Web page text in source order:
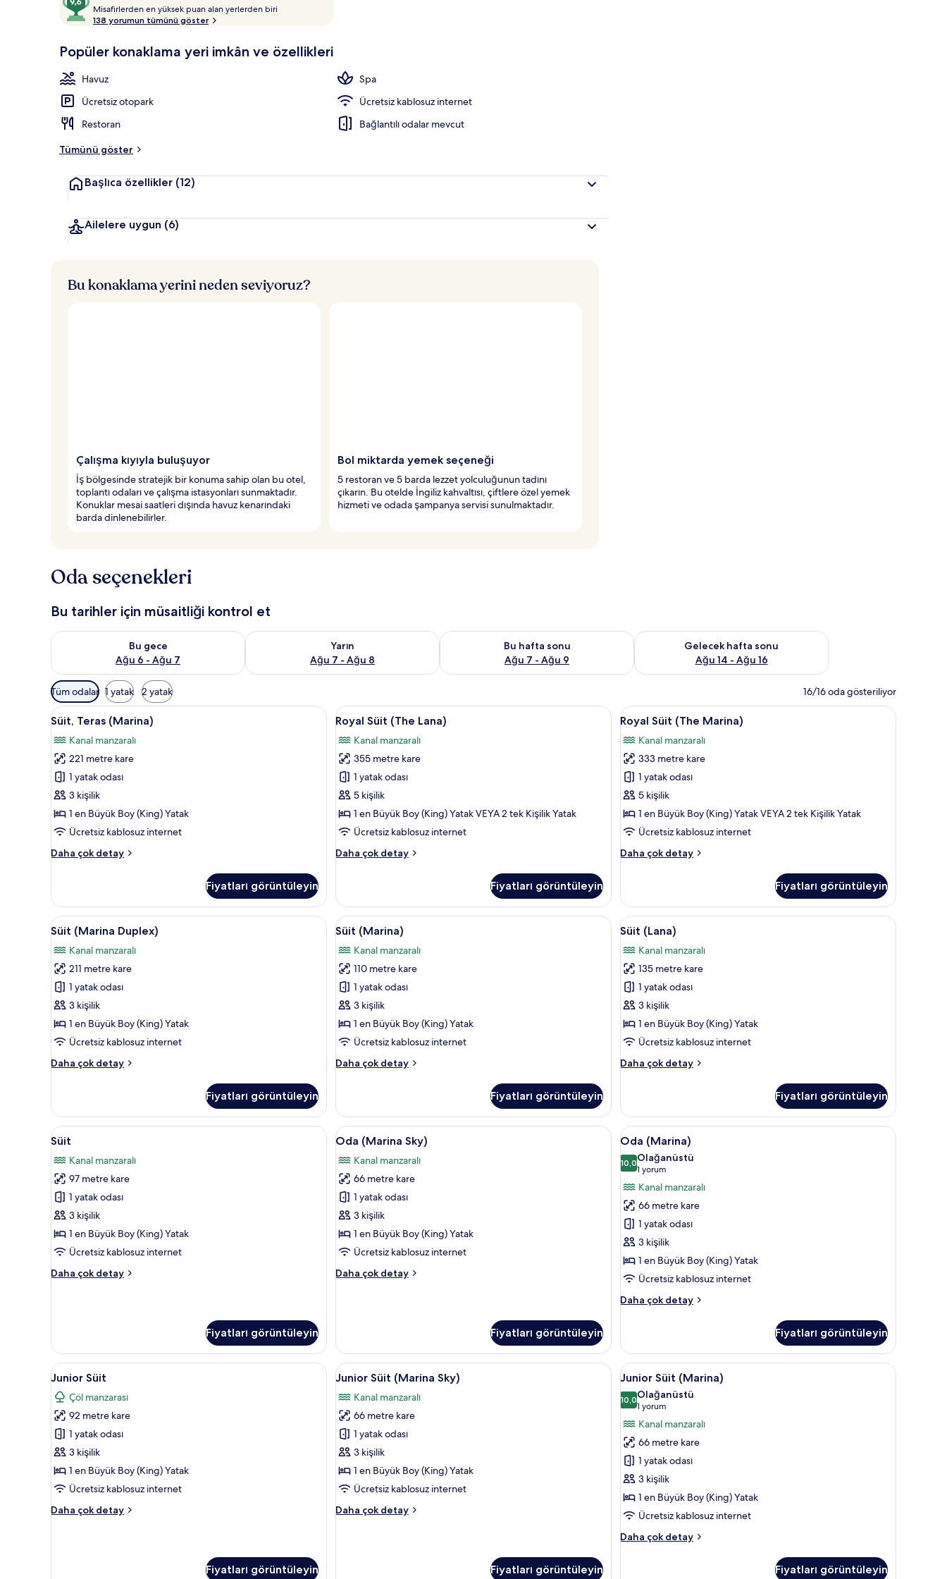
Açık yüzme havuzu
üzerinden
9,6,
favorisi
Misafirlerden en yüksek puan alan yerlerden biri
f
k
l
e
r
138 yorumun tümünü göster
Popüler konaklama yeri imkân ve özellikleri
Havuz
Spa
Ücretsiz otopark
Ücretsiz kablosuz internet
Restoran
Bağlantılı odalar mevcut
Tümünü göster
Başlıca özellikler (12)
Ailelere uygun (6)
Bu konaklama yerini neden seviyoruz?
Çalışma kıyıyla buluşuyor
İş bölgesinde stratejik bir konuma sahip olan bu otel,
toplantı odaları ve çalışma istasyonları sunmaktadır.
Konuklar mesai saatleri dışında havuz kenarındaki
barda dinlenebilirler.
Bol miktarda yemek seçeneği
5 restoran ve 5 barda lezzet yolculuğunun tadını
çıkarın. Bu otelde İngiliz kahvaltısı, çiftlere özel yemek
hizmeti ve odada şampanya servisi sunulmaktadır.
Oda seçenekleri
Bu tarihler için müsaitliği kontrol et
Bu gece
Ağu 6 - Ağu 7
Bu gece için müsaitliği kontrol et Ağu 6 - Ağu 7
Yarın
Ağu 7 - Ağu 8
Yarın için müsaitliği kontrol et Ağu 7 - Ağu 8
Bu hafta sonu
Ağu 7 - Ağu 9
Bu hafta sonu için müsaitliği kontrol et Ağu 7 - Ağu 9
Gelecek hafta sonu
Ağu 14 - Ağu 16
Önümüzdeki hafta sonu için müsaitliği kontrol et Ağu 14 -
Odalar
için
mevcut
filtreler
Tüm odalar 1 yatak 2 yatak 16/16 oda gösteriliyor
Süit,
Teras
(Marina)
için
tüm
fotoğrafları
görün
Süit, Teras (Marina) | 1 yatak odası, anti alerjik yatak takımı, minibar, odada kasa
11
Süit, Teras (Marina)
Kanal manzaralı
221 metre kare
1 yatak odası
3 kişilik
1 en Büyük Boy (King) Yatak
Ücretsiz kablosuz internet
Daha çok detay
Süit,
daha
fazla
detay
Fiyatları görüntüleyin
Royal
Süit
(The
Lana)
için
tüm
fotoğrafları
görün
Royal Süit (The Lana) | Oturma alanı | Akıllı televizyon, streaming platformları
21
Royal Süit (The Lana)
Kanal manzaralı
355 metre kare
1 yatak odası
5 kişilik
1 en Büyük Boy (King) Yatak VEYA 2 tek Kişilik Yatak
Ücretsiz kablosuz internet
Daha çok detay
Royal
hakkında
daha
fazla
detay
Fiyatları görüntüleyin
Royal
Süit
(The
Marina)
için
tüm
fotoğrafları
görün
Royal Süit (The Marina) | Oturma alanı |
33
Royal Süit (The Marina)
Kanal manzaralı
333 metre kare
1 yatak odası
5 kişilik
1 en Büyük Boy (King) Yatak VEYA 2 tek Kişilik Yatak
Ücretsiz kablosuz internet
Daha çok detay
Royal
hakkında
daha
fazla
detay
Fiyatları görüntüleyin
Süit
(Marina
Duplex)
için
tüm
fotoğrafları
görün
Süit (Marina Duplex) | 1 yatak odası, anti alerjik yatak takımı, minibar, odada kasa
18
Süit (Marina Duplex)
Kanal manzaralı
211 metre kare
1 yatak odası
3 kişilik
1 en Büyük Boy (King) Yatak
Ücretsiz kablosuz internet
Daha çok detay
Süit
daha
fazla
detay
Fiyatları görüntüleyin
Süit
(Marina)
için
tüm
fotoğrafları
görün
Süit (Marina) | 1 yatak odası, anti alerjik yatak takımı, minibar, odada kasa
11
Süit (Marina)
Kanal manzaralı
110 metre kare
1 yatak odası
3 kişilik
1 en Büyük Boy (King) Yatak
Ücretsiz kablosuz internet
Daha çok detay
Süit
fazla
detay
Fiyatları görüntüleyin
Süit
(Lana)
için
tüm
fotoğrafları
görün
Süit (Lana) | 1 yatak odası, anti alerjik yatak
12
Süit (Lana)
Kanal manzaralı
135 metre kare
1 yatak odası
3 kişilik
1 en Büyük Boy (King) Yatak
Ücretsiz kablosuz internet
Daha çok detay
Süit
fazla
detay
Fiyatları görüntüleyin
Süit
için
tüm
fotoğrafları
görün
Süit | Oturma alanı | Akıllı televizyon, streaming platformları
14
Süit
Kanal manzaralı
97 metre kare
1 yatak odası
3 kişilik
1 en Büyük Boy (King) Yatak
Ücretsiz kablosuz internet
Daha çok detay
Süit
Fiyatları görüntüleyin
Oda
(Marina
Sky)
için
tüm
fotoğrafları
görün
1 yatak odası, anti alerjik yatak takımı, minibar, odada kasa
8
Oda (Marina Sky)
Kanal manzaralı
66 metre kare
1 yatak odası
3 kişilik
1 en Büyük Boy (King) Yatak
Ücretsiz kablosuz internet
Daha çok detay
Oda
detay
Fiyatları görüntüleyin
Oda
(Marina)
için
tüm
fotoğrafları
görün
1 yatak odası, anti alerjik yatak takımı,
6
Oda (Marina)
10,010,0 / 10
Olağanüstü
1 yorum
(1
yorum)
Kanal manzaralı
66 metre kare
1 yatak odası
3 kişilik
1 en Büyük Boy (King) Yatak
Ücretsiz kablosuz internet
Daha çok detay
Oda
fazla
detay
Fiyatları görüntüleyin
Junior
Süit
için
tüm
fotoğrafları
görün
Junior Süit | 1 yatak odası, anti alerjik yatak takımı, minibar, odada kasa
17
Junior Süit
Çöl manzarası
92 metre kare
1 yatak odası
3 kişilik
1 en Büyük Boy (King) Yatak
Ücretsiz kablosuz internet
Daha çok detay
Junior
Fiyatları görüntüleyin
Junior
Süit
(Marina
Sky)
için
tüm
fotoğrafları
görün
1 yatak odası, anti alerjik yatak takımı, minibar, odada kasa
11
Junior Süit (Marina Sky)
Kanal manzaralı
66 metre kare
1 yatak odası
3 kişilik
1 en Büyük Boy (King) Yatak
Ücretsiz kablosuz internet
Daha çok detay
Junior
Fiyatları görüntüleyin
Junior
Süit
(Marina)
için
tüm
fotoğrafları
görün
1 yatak odası, anti alerjik yatak takımı,
10
Junior Süit (Marina)
10,010,0 / 10
Olağanüstü
1 yorum
(1
yorum)
Kanal manzaralı
66 metre kare
1 yatak odası
3 kişilik
1 en Büyük Boy (King) Yatak
Ücretsiz kablosuz internet
Daha çok detay
Junior
Fiyatları görüntüleyin